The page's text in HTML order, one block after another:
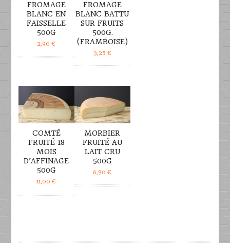
FROMAGE
BLANC EN
FAISSELLE
500G
2,90€
FROMAGE
BLANC BATTU
SUR FRUITS
500G.
(FRAMBOISE)
3,25 €
COMTÉ
FRUITÉ 18
MOIS
D’AFFINAGE
500G
11,00€
MORBIER
FRUITÉ AU
LAIT CRU
500G
6,90€